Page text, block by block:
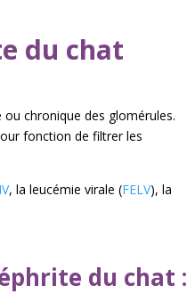
du chat
chronique des glomérules.
fonction de filtrer les
, la leucémie virale (FELV), la
du chat :